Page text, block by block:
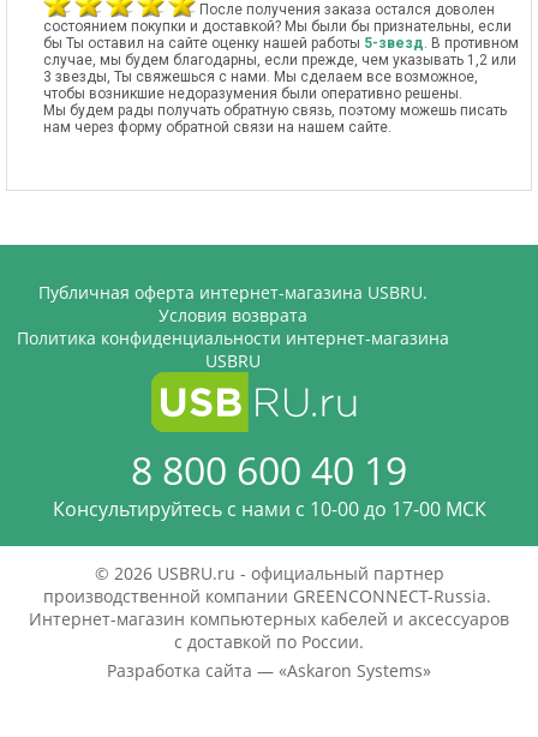
После получения заказа остался доволен
состоянием покупки и доставкой? Мы были бы признательны, если
бы Ты оставил на сайте оценку нашей работы 5-звезд. В противном
случае, мы будем благодарны, если прежде, чем указывать 1,2 или
3 звезды, Ты свяжешься с нами. Мы сделаем все возможное,
чтобы возникшие недоразумения были оперативно решены.
Мы будем рады получать обратную связь, поэтому можешь писать
нам через форму обратной связи на нашем сайте.
Публичная оферта интернет-магазина USBRU.
Условия возврата
Политика конфиденциальности интернет-магазина
USBRU
8 800 600 40 19
Консультируйтесь с нами c 10-00 до 17-00 МСК
© 2026 USBRU.ru - официальный партнер
производственной компании GREENCONNECT-Russia.
Интернет-магазин компьютерных кабелей и аксессуаров
с доставкой по России.
Разработка сайта — «Askaron Systems»